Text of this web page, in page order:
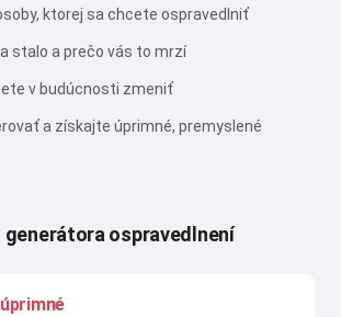
ktorej sa chcete ospravedlniť
stalo a prečo vás to mrzí
v budúcnosti zmeniť
a získajte úprimné, premyslené
generátora ospravedlnení